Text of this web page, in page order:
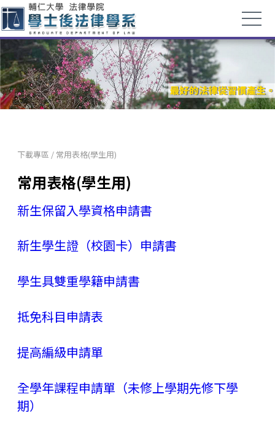
下載專區 / 常用表格(學生用)
常用表格(學生用)
新生保留入學資格申請書
新生學生證（校園卡）申請書
學生具雙重學籍申請書
抵免科目申請表
提高編級申請單
全學年課程申請單（未修上學期先修下學
期）